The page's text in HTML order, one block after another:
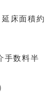
床面積約
手数料半